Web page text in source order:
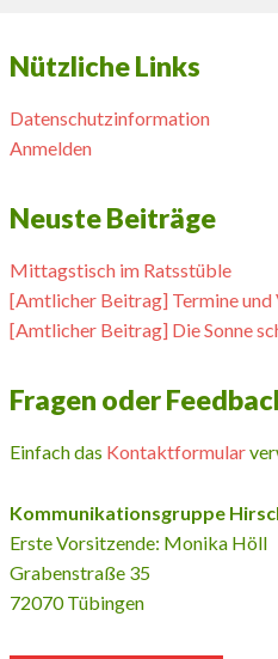
Nützliche Links
Datenschutzinformation
Anmelden
Neuste Beiträge
Mittagstisch im Ratsstüble
[Amtlicher Beitrag] Termine und
[Amtlicher Beitrag] Die Sonne
Fragen oder
Einfach das Kontaktformular
Kommunikationsgruppe
Erste Vorsitzende: Monika Höll
Grabenstraße 35
72070 Tübingen